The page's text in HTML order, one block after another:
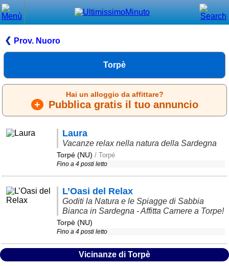
Prov. Nuoro
Torpè
Hai un alloggio da affittare?
+ Pubblica gratis il tuo annuncio
Laura
Vacanze relax nella natura della Sardegna
Torpé (NU) / Torpé
Fino a 4 posti letto
L’Oasi del Relax
Goditi la Natura e le Spiagge di Sabbia
Bianca in Sardegna - Affitta Camere a Torpe!
Torpè (NU)
Fino a 4 posti letto
Vicinanze di Torpè
Menù principale
⌂ Home
🔍 Cerca
Trova vicino a te
➕ Inserisci annuncio
Ottenere il CIN
Blog
Eventi e cose da vedere
➕ Segnala evento
Area riservata